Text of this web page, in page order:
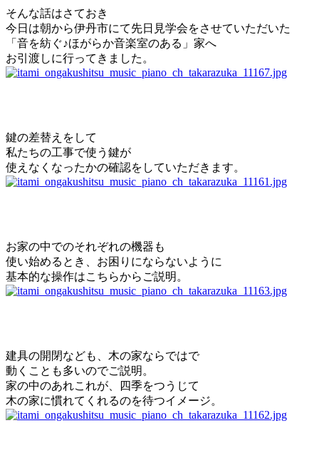
そんな話はさておき
今日は朝から伊丹市にて先日見学会をさせていただいた
「音を紡ぐ♪ほがらか音楽室のある」家へ
お引渡しに行ってきました。
鍵の差替えをして
私たちの工事で使う鍵が
使えなくなったかの確認をしていただきます。
お家の中でのそれぞれの機器も
使い始めるとき、お困りにならないように
基本的な操作はこちらからご説明。
建具の開閉なども、木の家ならではで
動くことも多いのでご説明。
家の中のあれこれが、四季をつうじて
木の家に慣れてくれるのを待つイメージ。